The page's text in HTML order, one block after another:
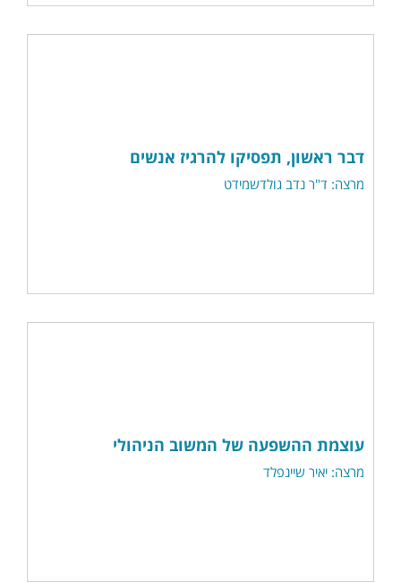
דבר ראשון, תפסיקו להרגיז אנשים
מרצה: ד"ר נדב גולדשמידט
עוצמת ההשפעה של המשוב הניהולי
מרצה: יאיר שיינפלד